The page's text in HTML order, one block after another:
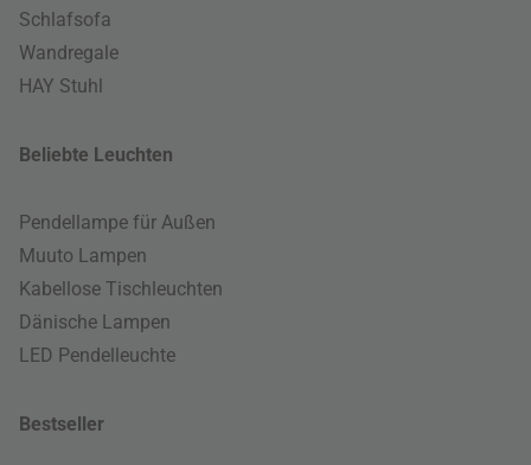
Schlafsofa
Wandregale
HAY Stuhl
Beliebte Leuchten
Pendellampe für Außen
Muuto Lampen
Kabellose Tischleuchten
Dänische Lampen
LED Pendelleuchte
Bestseller